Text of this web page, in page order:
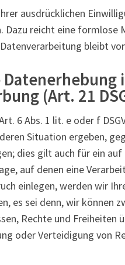
ausdrücklichen
reicht eine formlose
bleibt
(Art. 21
6 Abs. 1 lit. e oder f
Situation ergeben,
dies gilt auch für ein
auf denen eine
einlegen, werden wir
es sei denn, wir können
Rechte und Freiheiten
oder Verteidigung von